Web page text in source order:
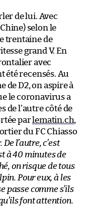
de lui. Avec
selon le
trentaine de
grand V. En
avec
été recensés. Au
de D2, on aspire à
le coronavirus a
de l’autre côté de
parlematin.ch,
du FC Chiasso
l’autre, c’est
à 40 minutes de
on risque de tous
Pour eux, à les
passe comme s’ils
font attention.